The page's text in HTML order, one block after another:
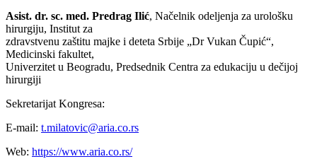
Asist. dr. sc. med. Predrag Ilić, Načelnik odeljenja za urološku
hirurgiju, Institut za
zdravstvenu zaštitu majke i deteta Srbije „Dr Vukan Čupić“,
Medicinski fakultet,
Univerzitet u Beogradu, Predsednik Centra za edukaciju u dečijoj
hirurgiji
Sekretarijat Kongresa:
E-mail: t.milatovic@aria.co.rs
Web: https://www.aria.co.rs/